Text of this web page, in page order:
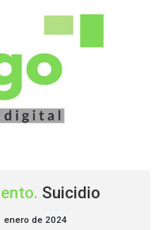
. Suicidio
enero de 2024